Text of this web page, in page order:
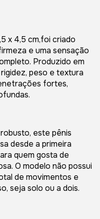
x 4,5 cm,foi criado
e uma sensação
Produzido em
peso e textura
fortes,
este pênis
desde a primeira
quem gosta de
O modelo não possui
de movimentos e
seja solo ou a dois.